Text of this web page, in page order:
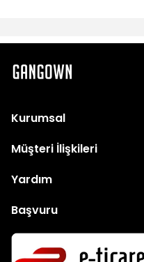
Kurumsal
Müşteri İlişkileri
Yardım
Başvuru